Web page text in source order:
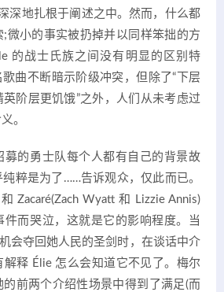
深地扎根于阐述之中。然而，什么都
微小的事实被扔掉并以同样笨拙的方
的战士氏族之间没有明显的区别特
曲不断暗示阶级冲突，但除了“下层
阶层更饥饿”之外，人们从未考虑过
。
募的勇士队每个人都有自己的背景故
粹是为了……告诉观众，仅此而已。
Zacaré(Zach Wyatt 和 Lizzie Annis)
件而哭泣，这就是它的影响程度。当
会夺回她人民的圣剑时，在谈话中介
释 Élie 怎么会知道它不见了。梅尔
前两个介绍性场景中得到了满足(而